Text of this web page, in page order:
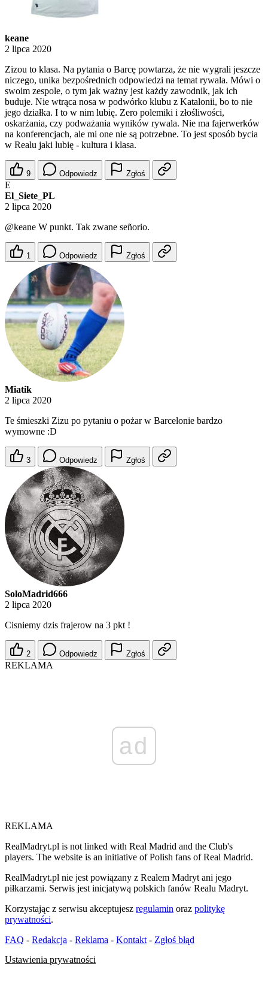
keane
2 lipca 2020
Zizou to klasa. Na pytania o Barcę powtarza, że nie wygrali jeszcze
niczego, unika bezpośrednich odpowiedzi na temat rywala. Mówi o
swoim zespole, o tym jak ważny jest każdy zawodnik, jak ich
buduje. Nie wtrąca nosa w podwórko klubu z Katalonii, bo to nie
jego działka. I to w nim lubię. Zero polemiki i złośliwości,
oskarżania, czy podważania wyników rywala. Nie ma fajerwerków
na konferencjach, ale mi one nie są potrzebne. To jest sposób bycia
w Realu jaki lubię - kultura i klasa.
9 Odpowiedz Zgłoś
E
El_Siete_PL
2 lipca 2020
@keane W punkt. Tak zwane señorio.
1 Odpowiedz Zgłoś
Miatik
2 lipca 2020
Te śmieszki Zizu po pytaniu o pożar w Barcelonie bardzo
wymowne :D
3 Odpowiedz Zgłoś
SoloMadrid666
2 lipca 2020
Cisniemy dzis frajerow na 3 pkt !
2 Odpowiedz Zgłoś
REKLAMA
ad
REKLAMA
RealMadryt.pl is not linked with Real Madrid and the Club's
players. The website is an initiative of Polish fans of Real Madrid.
RealMadryt.pl nie jest powiązany z Realem Madryt ani jego
piłkarzami. Serwis jest inicjatywą polskich fanów Realu Madryt.
Korzystając z serwisu akceptujesz regulamin oraz politykę
prywatności.
FAQ - Redakcja - Reklama - Kontakt - Zgłoś błąd
Ustawienia prywatności